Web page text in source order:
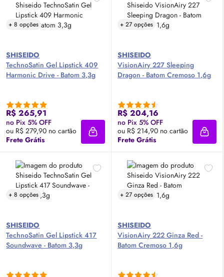
+ 8 opções
SHISEIDO
TechnoSatin Gel Lipstick 409
Harmonic Drive - Batom 3,3g
R$ 265,91
no Pix 5% OFF
ou R$ 279,90 no cartão
Frete Grátis
Adicionar à sacola
+ 27 opções
SHISEIDO
VisionAiry 227 Sleeping
Dragon - Batom Cremoso 1,6g
R$ 204,16
no Pix 5% OFF
ou R$ 214,90 no cartão
Frete Grátis
+ 8 opções
SHISEIDO
TechnoSatin Gel Lipstick 417
Soundwave - Batom 3,3g
+ 27 opções
SHISEIDO
VisionAiry 222 Ginza Red -
Batom Cremoso 1,6g